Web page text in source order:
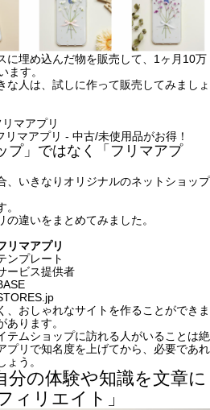
埋め込んだ物を販売して、 1ヶ月10万
ます。
な人は、試しに作って販売してみましょ
マアプリ
マアプリ - 中古/未使用品がお得！
プ」ではなく「フリマアプ
いきなりオリジナルのネットショップ
。
違いをまとめてみました。
リマアプリ
ンプレート
ービス提供者
、おしゃれなサイトを作ることができま
ります。
テムショップに訪れる人がいることは絶
プリで知名度を上げてから、必要であれ
う。
分の体験や知識を文章に
ィリエイト」